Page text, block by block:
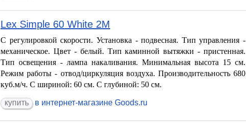
Lex Simple 60 White 2M
С регулировкой скорости. Установка - подвесная. Тип управления -
механическое. Цвет - белый. Тип каминной вытяжки - пристенная.
Тип освещения - лампа накаливания. Минимальная высота 15 см.
Режим работы - отвод/циркуляция воздуха. Производительность 680
куб.м/ч. С шириной: 60 см. С глубиной: 50 см.
в интернет-магазине Goods.ru